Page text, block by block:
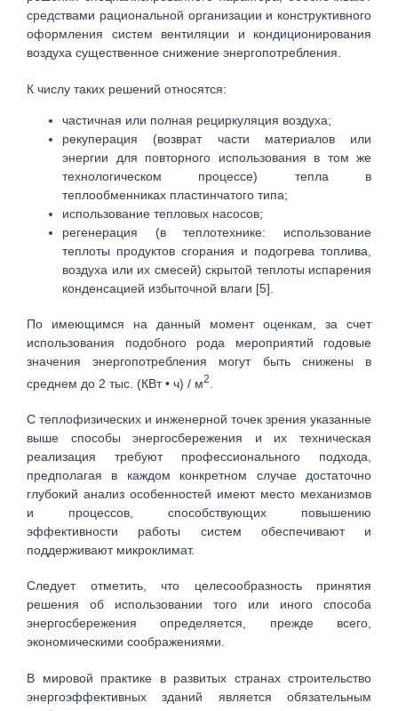
средствами рациональной организации и конструктивного
оформления систем вентиляции и кондиционирования
воздуха существенное снижение энергопотребления.
К числу таких решений относятся:
частичная или полная рециркуляция воздуха;
рекуперация (возврат части материалов или
энергии для повторного использования в том же
технологическом процессе) тепла в
теплообменниках пластинчатого типа;
использование тепловых насосов;
регенерация (в теплотехнике: использование
теплоты продуктов сгорания и подогрева топлива,
воздуха или их смесей) скрытой теплоты испарения
конденсацией избыточной влаги [5].
По имеющимся на данный момент оценкам, за счет
использования подобного рода мероприятий годовые
значения энергопотребления могут быть снижены в
среднем до 2 тыс. (КВт • ч) / м2
С теплофизических и инженерной точек зрения указанные
выше способы энергосбережения и их техническая
реализация требуют профессионального подхода,
предполагая в каждом конкретном случае достаточно
глубокий анализ особенностей имеют место механизмов
и процессов, способствующих повышению
эффективности работы систем обеспечивают и
поддерживают микроклимат.
Следует отметить, что целесообразность принятия
решения об использовании того или иного способа
энергосбережения определяется, прежде всего,
экономическими соображениями.
В мировой практике в развитых странах строительство
энергоэффективных зданий является обязательным